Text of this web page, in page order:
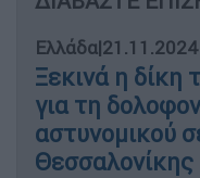
Ελλάδα|
Ξεκινά η δίκη
για τη
αστυνομικού
Θεσσαλονίκης